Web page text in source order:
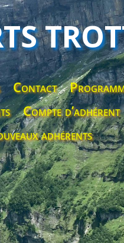
Contact
Compte d’adhérent
adhérents